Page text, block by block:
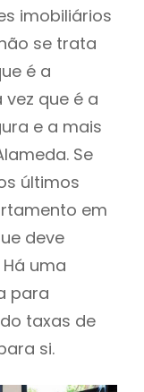
imobiliários
se trata
é a
que é a
e a mais
Se
últimos
em
deve
uma
para
taxas de
si.